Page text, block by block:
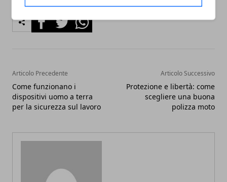
Facebook
TwitterWhatsapp
Articolo Precedente
Come funzionano i
dispositivi uomo a terra
per la sicurezza sul lavoro
Articolo Successivo
Protezione e libertà: come
scegliere una buona
polizza moto